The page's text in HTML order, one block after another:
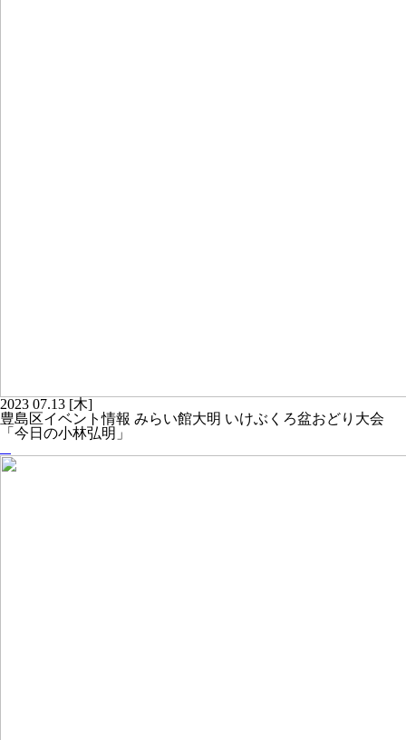
2023 07.13 [木]
豊島区イベント情報 みらい館大明 いけぶくろ盆おどり大会
「今日の小林弘明」